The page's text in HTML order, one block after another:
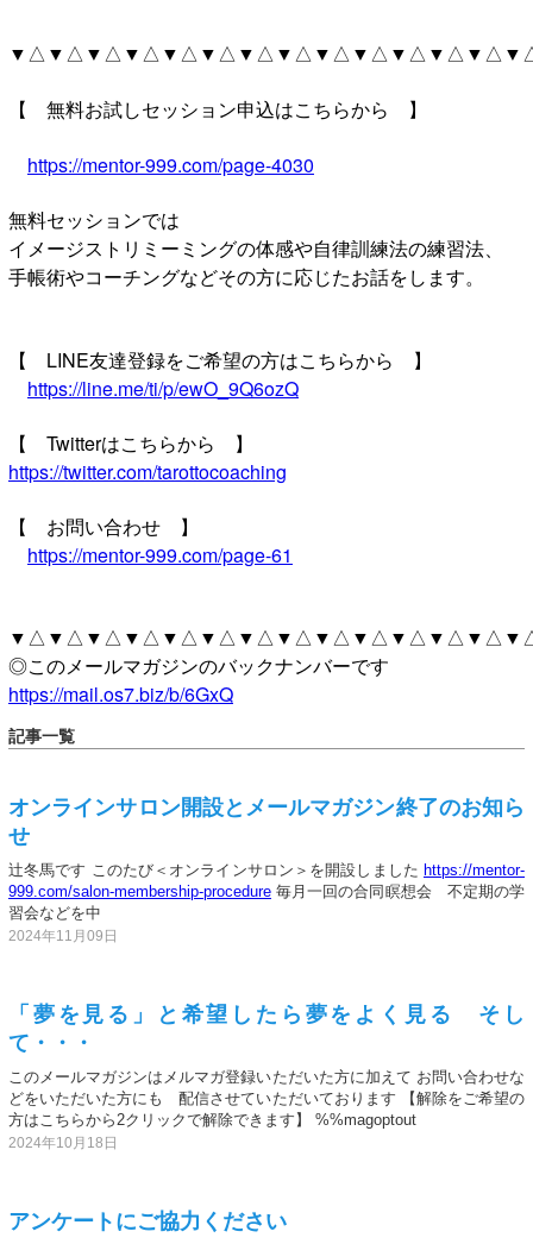
【 無料お試しセッション申込はこちらから 】
https://mentor-999.com/page-4030
無料セッションでは
イメージストリミーミングの体感や自律訓練法の練習法、
手帳術やコーチングなどその方に応じたお話をします。
【 LINE友達登録をご希望の方はこちらから 】
https://line.me/ti/p/ewO_9Q6ozQ
【 Twitterはこちらから 】
https://twitter.com/tarottocoaching
【 お問い合わせ 】
https://mentor-999.com/page-61
◎このメールマガジンのバックナンバーです
https://mail.os7.biz/b/6GxQ
記事一覧
オンラインサロン開設とメールマガジン終了のお知ら
せ
辻冬馬です このたび＜オンラインサロン＞を開設しました https://mentor-
999.com/salon-membership-procedure 毎月一回の合同瞑想会 不定期の学
習会などを中
2024年11月09日
「夢を見る」と希望したら夢をよく見る そし
て・・・
このメールマガジンはメルマガ登録いただいた方に加えて お問い合わせな
どをいただいた方にも 配信させていただいております 【解除をご希望の
方はこちらから2クリックで解除できます】 %%magoptout
2024年10月18日
アンケートにご協力ください